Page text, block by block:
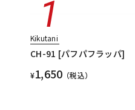
Kikutani
CH-91 [パフパフラッパ]
¥1,650 （税込）